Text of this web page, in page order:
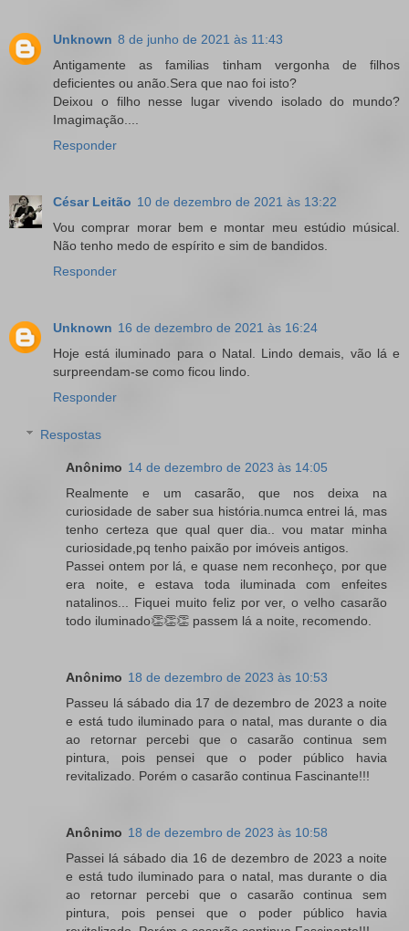
Unknown 8 de junho de 2021 às 11:43
Antigamente as familias tinham vergonha de filhos
deficientes ou anão.Sera que nao foi isto?
Deixou o filho nesse lugar vivendo isolado do mundo?
Imagimação....
Responder
César Leitão 10 de dezembro de 2021 às 13:22
Vou comprar morar bem e montar meu estúdio músical.
Não tenho medo de espírito e sim de bandidos.
Responder
Unknown 16 de dezembro de 2021 às 16:24
Hoje está iluminado para o Natal. Lindo demais, vão lá e
surpreendam-se como ficou lindo.
Responder
Respostas
Anônimo 14 de dezembro de 2023 às 14:05
Realmente e um casarão, que nos deixa na
curiosidade de saber sua história.numca entrei lá, mas
tenho certeza que qual quer dia.. vou matar minha
curiosidade,pq tenho paixão por imóveis antigos.
Passei ontem por lá, e quase nem reconheço, por que
era noite, e estava toda iluminada com enfeites
natalinos... Fiquei muito feliz por ver, o velho casarão
todo iluminado👏👏👏 passem lá a noite, recomendo.
Anônimo 18 de dezembro de 2023 às 10:53
Passeu lá sábado dia 17 de dezembro de 2023 a noite
e está tudo iluminado para o natal, mas durante o dia
ao retornar percebi que o casarão continua sem
pintura, pois pensei que o poder público havia
revitalizado. Porém o casarão continua Fascinante!!!
Anônimo 18 de dezembro de 2023 às 10:58
Passei lá sábado dia 16 de dezembro de 2023 a noite
e está tudo iluminado para o natal, mas durante o dia
ao retornar percebi que o casarão continua sem
pintura, pois pensei que o poder público havia